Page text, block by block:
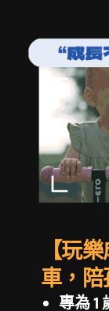
【玩
車，陪
專為 1